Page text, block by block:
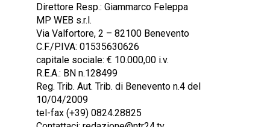
Direttore Resp.: Giammarco Feleppa
MP WEB s.r.l.
Via Valfortore, 2 – 82100 Benevento
C.F./P.IVA: 01535630626
capitale sociale: € 10.000,00 i.v.
R.E.A.: BN n.128499
Reg. Trib. Aut. Trib. di Benevento n.4 del
10/04/2009
tel-fax (+39) 0824.28825